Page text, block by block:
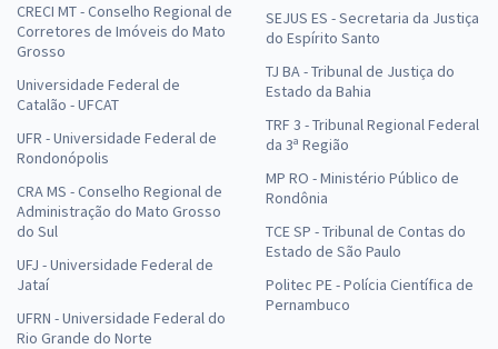
CRECI MT - Conselho Regional de
Corretores de Imóveis do Mato
Grosso
Universidade Federal de
Catalão - UFCAT
UFR - Universidade Federal de
Rondonópolis
CRA MS - Conselho Regional de
Administração do Mato Grosso
do Sul
UFJ - Universidade Federal de
Jataí
UFRN - Universidade Federal do
Rio Grande do Norte
SEJUS ES - Secretaria da Justiça
do Espírito Santo
TJ BA - Tribunal de Justiça do
Estado da Bahia
TRF 3 - Tribunal Regional Federal
da 3ª Região
MP RO - Ministério Público de
Rondônia
TCE SP - Tribunal de Contas do
Estado de São Paulo
Politec PE - Polícia Científica de
Pernambuco